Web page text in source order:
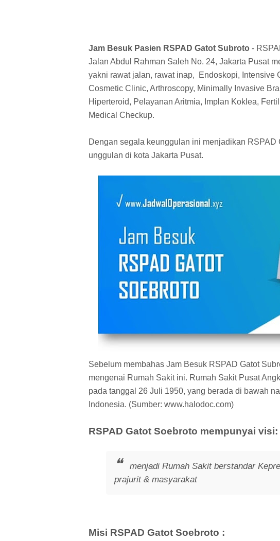
Jam Besuk Pasien RSPAD Gatot Subroto -
Jalan Abdul Rahman Saleh No. 24, Jakarta Pusat
yakni rawat jalan, rawat inap, Endoskopi, Intensive
Cosmetic Clinic, Arthroscopy, Minimally Invasive
Hiperteroid, Pelayanan Aritmia, Implan Koklea,
Medical Checkup.
Dengan segala keunggulan ini menjadikan RSPAD
unggulan di kota Jakarta Pusat.
Sebelum membahas Jam Besuk RSPAD Gatot
mengenai Rumah Sakit ini. Rumah Sakit Pusat
pada tanggal 26 Juli 1950, yang berada di bawah
Indonesia. (Sumber: www.halodoc.com)
RSPAD Gatot Soebroto mempunyai visi:
menjadi Rumah Sakit berstandar
prajurit & masyarakat
Misi RSPAD Gatot Soebroto :